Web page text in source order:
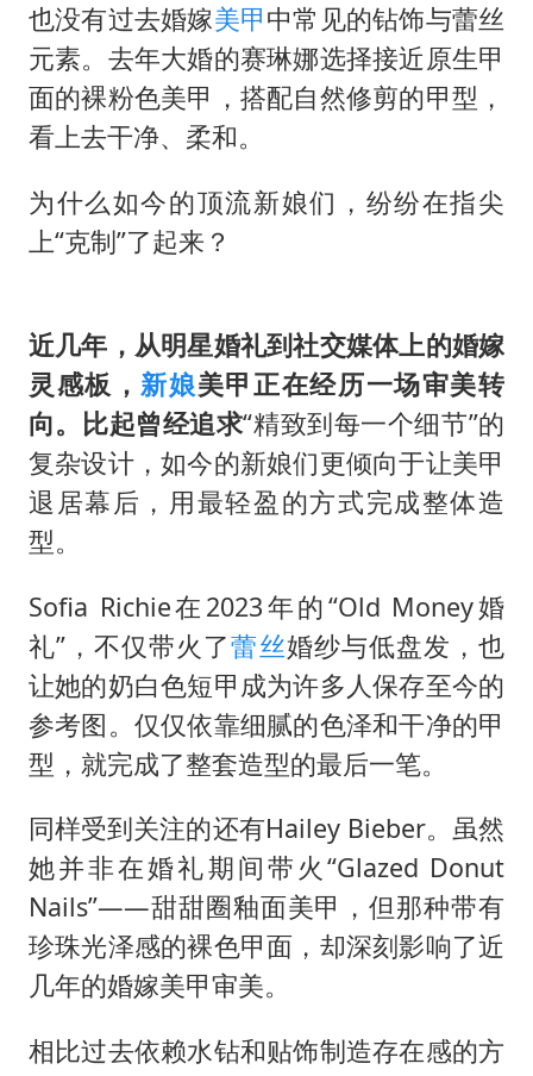
也没有过去婚嫁美甲中常见的钻饰与蕾丝
元素。去年大婚的赛琳娜选择接近原生甲
面的裸粉色美甲，搭配自然修剪的甲型，
看上去干净、柔和。
为什么如今的顶流新娘们，纷纷在指尖
上“克制”了起来？
近几年，从明星婚礼到社交媒体上的婚嫁
灵感板，新娘美甲正在经历一场审美转
向。比起曾经追求“精致到每一个细节”的
复杂设计，如今的新娘们更倾向于让美甲
退居幕后，用最轻盈的方式完成整体造
型。
Sofia Richie在2023年的“Old Money婚
礼”，不仅带火了蕾丝婚纱与低盘发，也
让她的奶白色短甲成为许多人保存至今的
参考图。仅仅依靠细腻的色泽和干净的甲
型，就完成了整套造型的最后一笔。
同样受到关注的还有Hailey Bieber。虽然
她并非在婚礼期间带火“Glazed Donut
Nails”——甜甜圈釉面美甲，但那种带有
珍珠光泽感的裸色甲面，却深刻影响了近
几年的婚嫁美甲审美。
相比过去依赖水钻和贴饰制造存在感的方